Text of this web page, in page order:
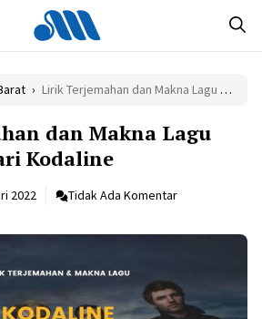
› Lirik Terjemahan dan Makna Lagu Moving On dari Kodaline
dan Makna Lagu
Kodaline
2022 Tidak Ada Komentar